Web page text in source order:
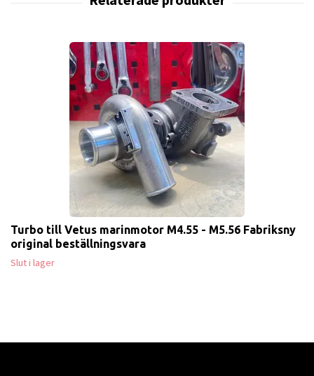
Turbo till Vetus marinmotor M4.55 - M5.56 Fabriksny
original beställningsvara
Slut i lager